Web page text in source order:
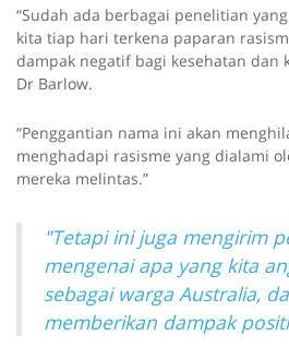
“Sudah ada berbagai penelitian
kita tiap hari terkena paparan
dampak negatif bagi kesehatan dan
Dr Barlow.
“Penggantian nama ini akan
menghadapi rasisme yang dialami
mereka melintas.”
"Tetapi ini juga mengirim
mengenai apa yang kita
sebagai warga Australia,
memberikan dampak